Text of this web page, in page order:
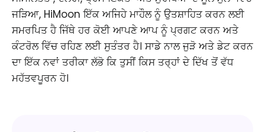
ਜੜਿਆ, HiMoon ਇੱਕ ਅਜਿਹੇ ਮਾਹੌਲ ਨੂੰ ਉਤਸ਼ਾਹਿਤ ਕਰਨ ਲਈ
ਸਮਰਪਿਤ ਹੈ ਜਿੱਥੇ ਹਰ ਕੋਈ ਆਪਣੇ ਆਪ ਨੂੰ ਪ੍ਰਗਟ ਕਰਨ ਅਤੇ
ਕੰਟਰੋਲ ਵਿੱਚ ਰਹਿਣ ਲਈ ਸੁਤੰਤਰ ਹੈ। ਸਾਡੇ ਨਾਲ ਜੁੜੋ ਅਤੇ ਡੇਟ ਕਰਨ
ਦਾ ਇੱਕ ਨਵਾਂ ਤਰੀਕਾ ਲੱਭੋ ਕਿ ਤੁਸੀਂ ਕਿਸ ਤਰ੍ਹਾਂ ਦੇ ਦਿੱਖ ਤੋਂ ਵੱਧ
ਮਹੱਤਵਪੂਰਨ ਹੋ।